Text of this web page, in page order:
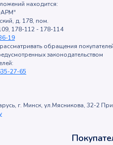
находится:
д. 178, пом.
178-112 - 178-114
19
обращения
законодательством
27-65
г. Минск, ул.Мясникова, 32-2